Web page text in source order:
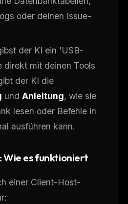
oder deinen Issue-
der KI ein 'USB-
direkt mit deinen Tools
der KI die
und Anleitung, wie sie
lesen oder Befehle in
ausführen kann.
Wie es funktioniert
einer Client-Host-